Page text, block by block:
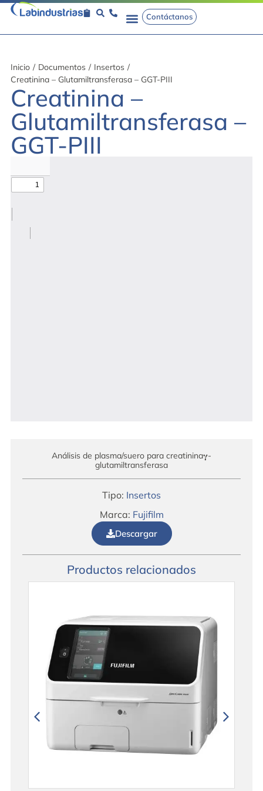
Contáctanos
Inicio / Documentos / Insertos /
Creatinina – Glutamiltransferasa – GGT-PIII
Creatinina –
Glutamiltransferasa –
GGT-PIII
Análisis de plasma/suero para creatinina𝛄-
glutamiltransferasa
Tipo: Insertos
Marca: Fujifilm
Descargar
Productos relacionados